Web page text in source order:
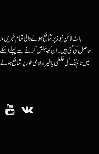
ہاٹ لائن نیوز پر شائع ہونے والی تمام
حاصل کی گئی ہیں۔ ان کو پبلش کرنے سے پہلے اسکے
میں ٹائپنگ کی غلطی یا غیرارادی طور پر شائع